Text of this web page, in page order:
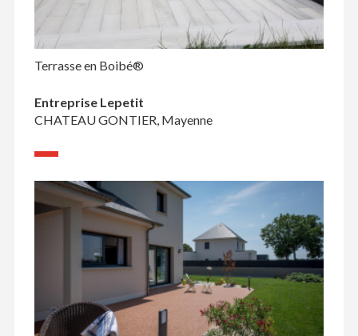
Terrasse en Boibé®
Entreprise Lepetit
CHATEAU GONTIER, Mayenne